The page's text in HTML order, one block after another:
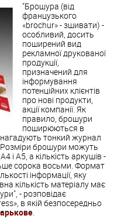
"Брошура (від
французького
«brochur» - зшивати) -
особливий, досить
поширений вид
рекламної друкованої
продукції,
призначений для
інформування
потенційних клієнтів
про нові продукти,
акції компанії. Як
правило, брошури
поширюються в
тонкий журнал
брошури можуть
і А5, а кількість аркушів -
сорока восьми. Формат
інформації, яку
кількість матеріалу має
- розповідає
», в якій безпосередньо
.